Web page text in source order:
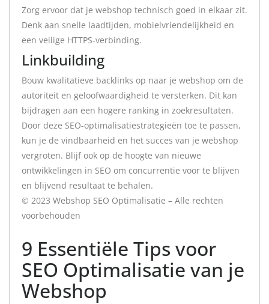
Zorg ervoor dat je webshop technisch goed in elkaar zit.
Denk aan snelle laadtijden, mobielvriendelijkheid en
een veilige HTTPS-verbinding.
Linkbuilding
Bouw kwalitatieve backlinks op naar je webshop om de
autoriteit en geloofwaardigheid te versterken. Dit kan
bijdragen aan een hogere ranking in zoekresultaten.
Door deze SEO-optimalisatiestrategieën toe te passen,
kun je de vindbaarheid en het succes van je webshop
vergroten. Blijf ook op de hoogte van nieuwe
ontwikkelingen in SEO om concurrentie voor te blijven
en blijvend resultaat te behalen.
© 2023 Webshop SEO Optimalisatie – Alle rechten
voorbehouden
9 Essentiële Tips voor
SEO Optimalisatie van je
Webshop